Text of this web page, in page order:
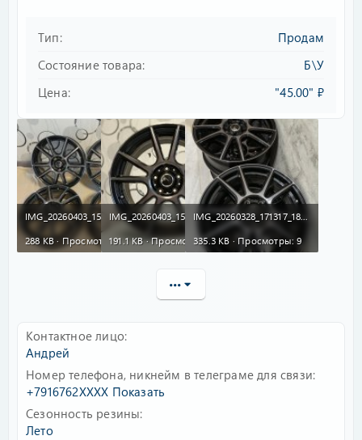
Тип
Продам
Состояние товара
Б\У
Цена
"45.00" ₽
IMG_20260403_150251_513.jpg
288 KB · Просмотры: 16
IMG_20260403_150603_294.jpg
191.1 KB · Просмотры: 11
IMG_20260328_171317_182.jpg
335.3 KB · Просмотры: 9
•••
Контактное лицо
Андрей
Номер телефона, никнейм в телеграме для связи
+7916762XXXX Показать
Сезонность резины
Лето